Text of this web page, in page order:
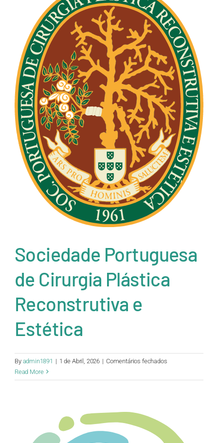
Sociedade Portuguesa
de Cirurgia Plástica
Reconstrutiva e
Estética
By admin1891 | 1 de Abril, 2026 | Comentários fechadosem
Portuguesa
Reconstrutiva
Read More